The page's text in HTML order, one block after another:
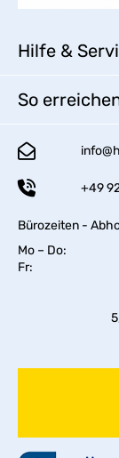
Hilfe &
So
+49
Bürozeiten -
Mo – Do:
Fr: